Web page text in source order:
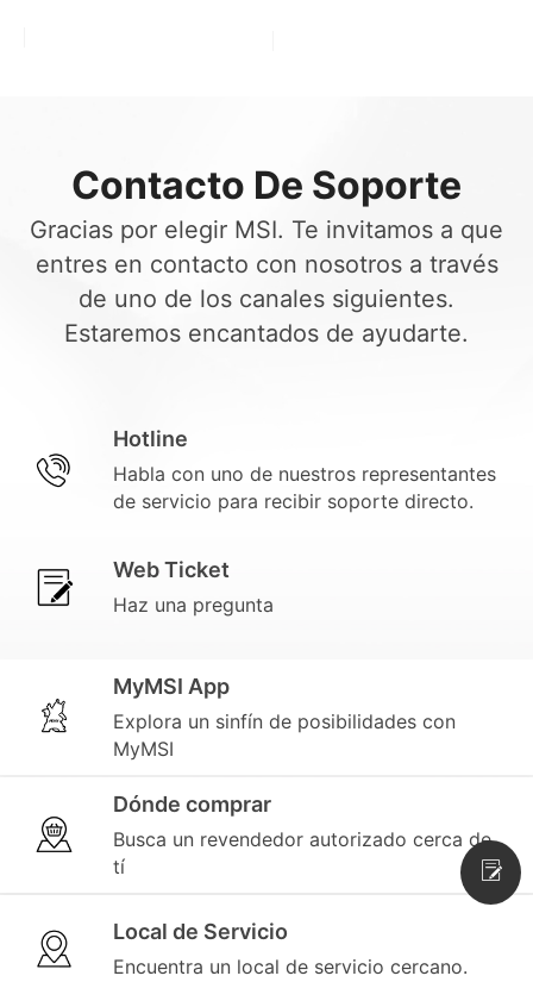
Contacto De Soporte
Gracias por elegir MSI. Te invitamos a que
entres en contacto con nosotros a través
de uno de los canales siguientes.
Estaremos encantados de ayudarte.
Hotline
Habla con uno de nuestros representantes
de servicio para recibir soporte directo.
Web Ticket
Haz una pregunta
MyMSI App
Explora un sinfín de posibilidades con
MyMSI
Dónde comprar
Busca un revendedor autorizado cerca de
tí
Local de Servicio
Encuentra un local de servicio cercano.